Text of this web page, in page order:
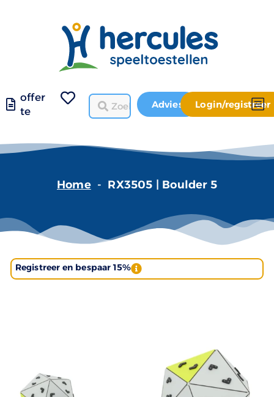
offer
te
Advies Login/registreer
Home - RX3505 | Boulder 5
Registreer en bespaar 15%